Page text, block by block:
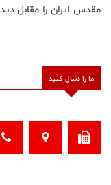
مقدس ایران را مقابل
ما را دنبال کنید